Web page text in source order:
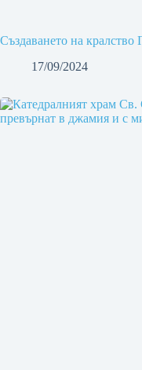
Създаването на
17/09/2024